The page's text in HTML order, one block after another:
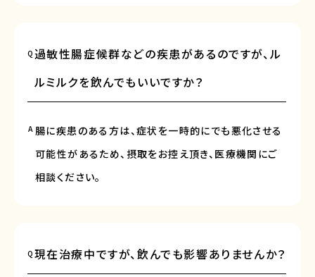
Q 過敏性腸症候群などの疾患があるのですが、ル
ルミルクを飲んでもいいですか？
A 腸に疾患のある方は、症状を一時的にでも悪化させる
可能性があるため、摂取をお控え頂き、医療機関にご
相談ください。
Q 現在治療中ですが、飲んでも影響ありませんか？